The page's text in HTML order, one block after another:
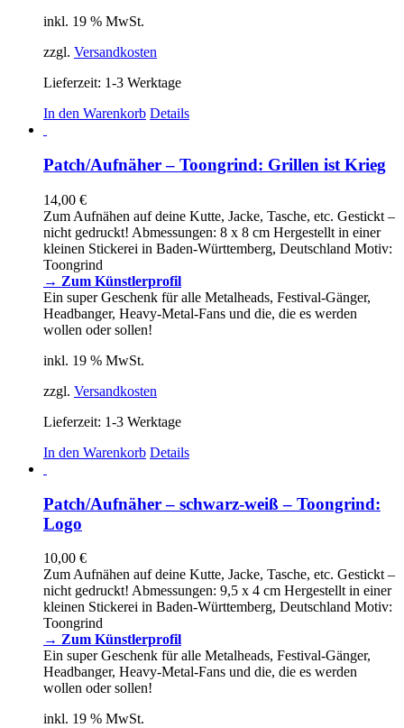
inkl. 19 % MwSt.
zzgl. Versandkosten
Lieferzeit: 1-3 Werktage
In den Warenkorb Details
Patch/Aufnäher – Toongrind: Grillen ist Krieg
14,00 €
Zum Aufnähen auf deine Kutte, Jacke, Tasche, etc. Gestickt –
nicht gedruckt! Abmessungen: 8 x 8 cm Hergestellt in einer
kleinen Stickerei in Baden-Württemberg, Deutschland Motiv:
Toongrind
→ Zum Künstlerprofil
Ein super Geschenk für alle Metalheads, Festival-Gänger,
Headbanger, Heavy-Metal-Fans und die, die es werden
wollen oder sollen!
inkl. 19 % MwSt.
zzgl. Versandkosten
Lieferzeit: 1-3 Werktage
In den Warenkorb Details
Patch/Aufnäher – schwarz-weiß – Toongrind:
Logo
10,00 €
Zum Aufnähen auf deine Kutte, Jacke, Tasche, etc. Gestickt –
nicht gedruckt! Abmessungen: 9,5 x 4 cm Hergestellt in einer
kleinen Stickerei in Baden-Württemberg, Deutschland Motiv:
Toongrind
→ Zum Künstlerprofil
Ein super Geschenk für alle Metalheads, Festival-Gänger,
Headbanger, Heavy-Metal-Fans und die, die es werden
wollen oder sollen!
inkl. 19 % MwSt.